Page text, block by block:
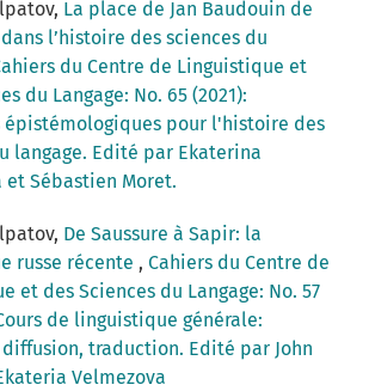
La place de Jan Baudouin de
l’histoire des sciences du
du Centre de Linguistique et
du Langage: No. 65 (2021):
épistémologiques pour l'histoire des
langage. Edité par Ekaterina
et Sébastien Moret.
De Saussure à Sapir: la
russe récente , Cahiers du Centre de
et des Sciences du Langage: No. 57
de linguistique générale:
traduction. Edité par John
Velmezova